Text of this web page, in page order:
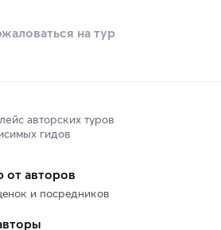
на тур
авторских туров
гидов
от авторов
и посредников